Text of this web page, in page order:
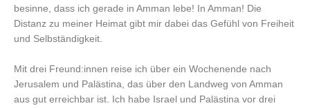
besinne, dass ich gerade in Amman lebe! In Amman! Die
Distanz zu meiner Heimat gibt mir dabei das Gefühl von Freiheit
und Selbständigkeit.
Mit drei Freund:innen reise ich über ein Wochenende nach
Jerusalem und Palästina, das über den Landweg von Amman
aus gut erreichbar ist. Ich habe Israel und Palästina vor drei